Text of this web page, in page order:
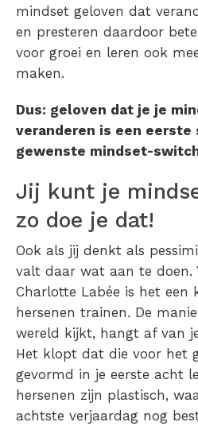
mindset geloven dat
en presteren daardoor
voor groei en leren ook
maken.
Dus: geloven dat je je
veranderen is een
gewenste mindset-
Jij kunt je
zo doe je dat!
Ook als jij denkt als
valt daar wat aan te doen.
Charlotte Labée is het een
hersenen trainen. De
wereld kijkt, hangt af van
Het klopt dat die voor het
gevormd in je eerste acht
hersenen zijn plastisch,
achtste verjaardag nog